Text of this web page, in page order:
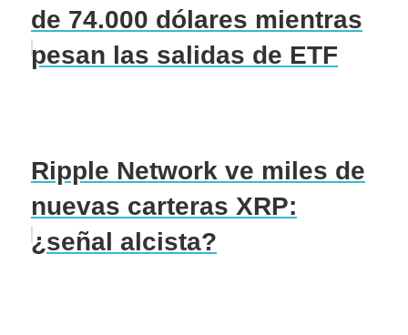
de 74.000 dólares mientras
pesan las salidas de ETF
Ripple Network ve miles de
nuevas carteras XRP:
¿señal alcista?